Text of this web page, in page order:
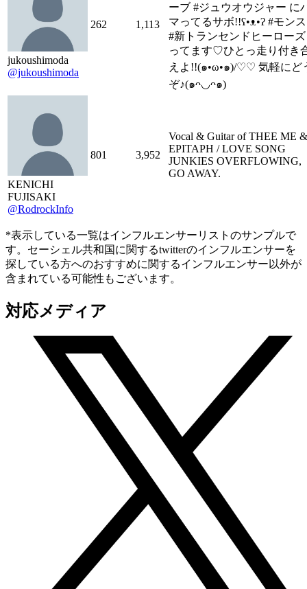
jukoushimoda
@jukoushimoda
262 1,113
ーブ #ジュウオウジャー に
マってるサボ!!ʕ•ᴥ•ʔ #モン
#新トランセンドヒーロー
ってます♡ひとっ走り付き
えよ!!(๑•ω•๑)/♡♡ 気軽にど
ぞ♪(๑ᴖ◡ᴖ๑)
KENICHI
FUJISAKI
@RodrockInfo
801 3,952
Vocal & Guitar of THEE ME &
EPITAPH / LOVE SONG
JUNKIES OVERFLOWING,
GO AWAY.
*表示している一覧はインフルエンサーリストのサンプルで
す。セーシェル共和国に関するtwitterのインフルエンサーを
探している方へのおすすめに関するインフルエンサー以外が
含まれている可能性もございます。
対応メディア